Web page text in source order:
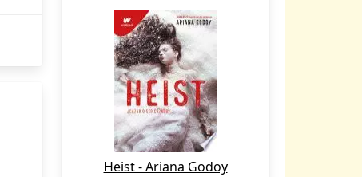
Heist - Ariana Godoy